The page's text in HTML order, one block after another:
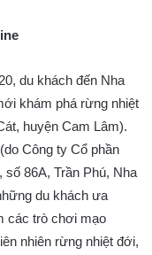
du khách đến Nha
khám phá rừng nhiệt
huyện Cam Lâm).
Công ty Cổ phần
86A, Trần Phú, Nha
du khách ưa
các trò chơi mạo
nhiên rừng nhiệt đới,